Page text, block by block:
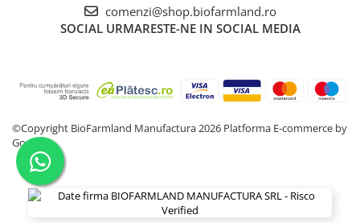
comenzi@shop.biofarmland.ro
SOCIAL URMARESTE-NE IN SOCIAL MEDIA
©Copyright BioFarmland Manufactura 2026 Platforma E-commerce by
Gomag